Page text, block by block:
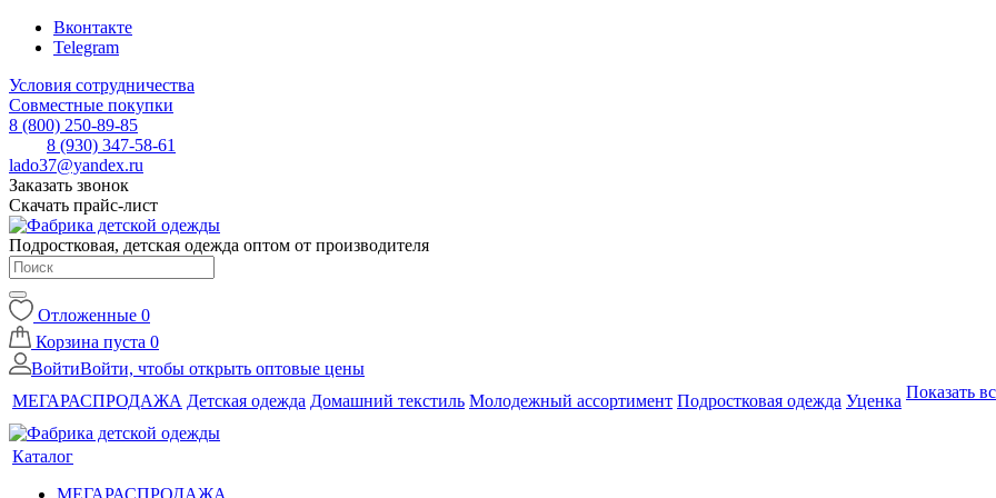
Вконтакте
Telegram
Условия сотрудничества
Совместные покупки
8 (800) 250-89-85
8 (930) 347-58-61
lado37@yandex.ru
Заказать звонок
Скачать прайс-лист
Подростковая, детская одежда оптом от производителя
Отложенные 0
Корзина пуста 0
ВойтиВойти, чтобы открыть оптовые цены
МЕГАРАСПРОДАЖА Детская одежда Домашний текстиль Молодежный ассортимент Подростковая одежда Уценка Показать
Каталог
МЕГАРАСПРОДАЖА